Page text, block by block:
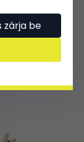
al olcsóbb
zárja be